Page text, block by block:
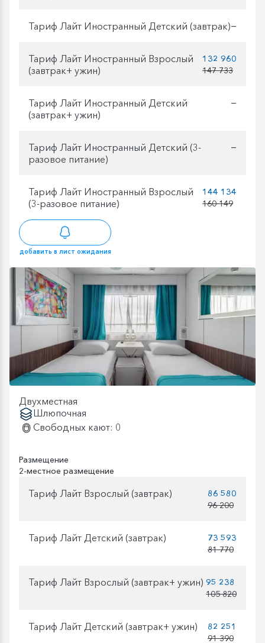
Тариф Лайт Иностранный Детский (завтрак)—
Тариф Лайт Иностранный Взрослый
(завтрак+ ужин)
132 960
147 733
Тариф Лайт Иностранный Детский
(завтрак+ ужин)
—
Тариф Лайт Иностранный Детский (3-
разовое питание)
—
Тариф Лайт Иностранный Взрослый
(3-разовое питание)
144 134
160 149
добавить в лист ожидания
Двухместная
Шлюпочная
Свободных кают: 0
Размещение
2-местное размещение
Тариф Лайт Взрослый (завтрак)
86 580
96 200
Тариф Лайт Детский (завтрак)
73 593
81 770
Тариф Лайт Взрослый (завтрак+ ужин) 95 238
105 820
Тариф Лайт Детский (завтрак+ ужин)
82 251
91 390